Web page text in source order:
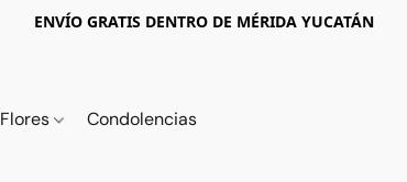
ENVÍO GRATIS DENTRO DE MÉRIDA YUCATÁN
Flores Condolencias